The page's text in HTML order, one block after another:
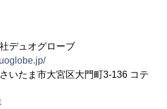
ュオグローブ
いたま市大宮区大門町3-136 コテ